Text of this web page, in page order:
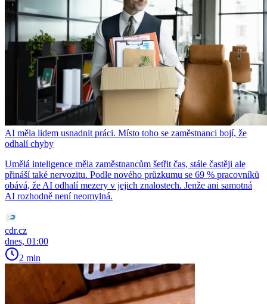
AI měla lidem usnadnit práci. Místo toho se zaměstnanci bojí, že
odhalí chyby
Umělá inteligence měla zaměstnancům šetřit čas, stále častěji ale
přináší také nervozitu. Podle nového průzkumu se 69 % pracovníků
obává, že AI odhalí mezery v jejich znalostech. Jenže ani samotná
AI rozhodně není neomylná.
cdr.cz
dnes, 01:00
2 min